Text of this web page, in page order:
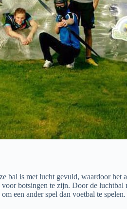
bal is met lucht gevuld, waardoor
botsingen te zijn. Door de
een ander spel dan voetbal te